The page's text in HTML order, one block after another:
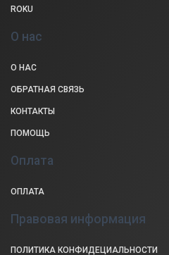
ROKU
О нас
О НАС
ОБРАТНАЯ СВЯЗЬ
КОНТАКТЫ
ПОМОЩЬ
Оплата
ОПЛАТА
Правовая информация
ПОЛИТИКА КОНФИДЕЦИАЛЬНОСТИ